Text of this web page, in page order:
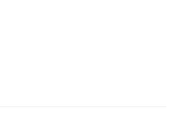
한 아이폰 15의 특징
저가 스펙 색상 성능